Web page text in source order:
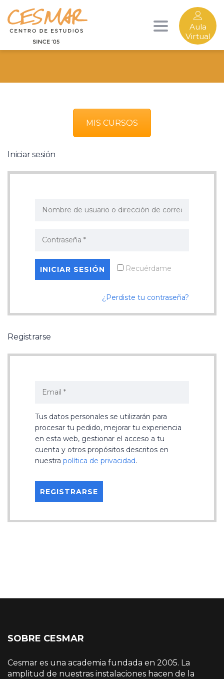
Toggle
Aula
Virtual
MI CUENTA
MIS CURSOS
Iniciar sesión
Recuérdame
¿Perdiste tu contraseña?
Registrarse
Tus datos personales se utilizarán para
procesar tu pedido, mejorar tu experiencia
en esta web, gestionar el acceso a tu
cuenta y otros propósitos descritos en
nuestra política de privacidad.
SOBRE CESMAR
Cesmar es una academia fundada en 2005. La
amplitud de nuestras instalaciones hacen de la